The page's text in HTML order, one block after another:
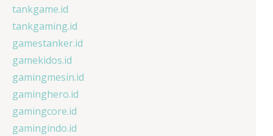
tankgame.id
tankgaming.id
gamestanker.id
gamekidos.id
gamingmesin.id
gaminghero.id
gamingcore.id
gamingindo.id